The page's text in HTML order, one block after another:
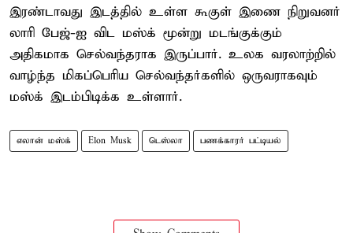
இரண்டாவது இடத்தில் உள்ள கூகுள் இணை நிறுவனர்
லாரி பேஜ்-ஐ விட மஸ்க் மூன்று மடங்குக்கும்
அதிகமாக செல்வந்தராக இருப்பார். உலக வரலாற்றில்
வாழ்ந்த மிகப்பெரிய செல்வந்தர்களில் ஒருவராகவும்
மஸ்க் இடம்பிடிக்க உள்ளார்.
எலான் மஸ்க் Elon Musk டெஸ்லா பணக்காரர் பட்டியல்